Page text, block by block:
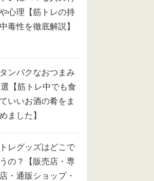
心理【筋トレの持
毒性を徹底解説】
ンパクなおつまみ
【筋トレ中でも食
いいお酒の肴をま
ました】
レグッズはどこで
の？【販売店・専
・通販ショップ・